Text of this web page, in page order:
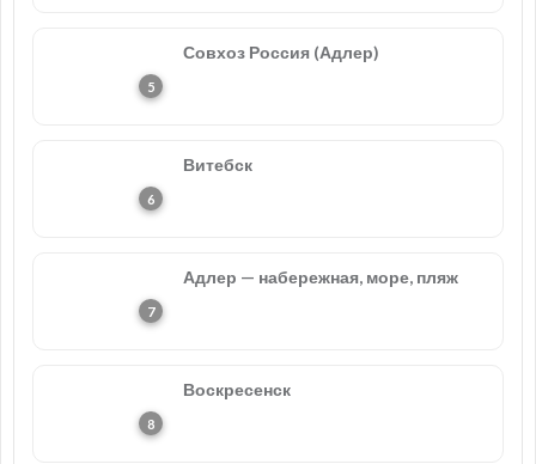
Совхоз Россия (Адлер)
Витебск
Адлер — набережная, море, пляж
Воскресенск